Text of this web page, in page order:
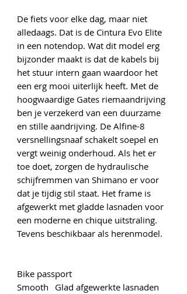
De fiets voor elke dag, maar niet
alledaags. Dat is de Cintura Evo Elite
in een notendop. Wat dit model erg
bijzonder maakt is dat de kabels bij
het stuur intern gaan waardoor het
een erg mooi uiterlijk heeft. Met de
hoogwaardige Gates riemaandrijving
ben je verzekerd van een duurzame
en stille aandrijving. De Alfine-8
versnellingsnaaf schakelt soepel en
vergt weinig onderhoud. Als het er
toe doet, zorgen de hydraulische
schijfremmen van Shimano er voor
dat je tijdig stil staat. Het frame is
afgewerkt met gladde lasnaden voor
een moderne en chique uitstraling.
Tevens beschikbaar als herenmodel.
Bike passport
Smooth
Glad afgewerkte lasnaden